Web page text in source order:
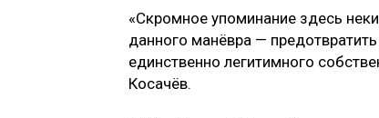
«Скромное упоминание здесь
данного манёвра —
единственно легитимного
Косачёв.